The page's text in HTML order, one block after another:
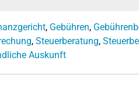
, Gebühren,
, Steuerberatung,
Auskunft